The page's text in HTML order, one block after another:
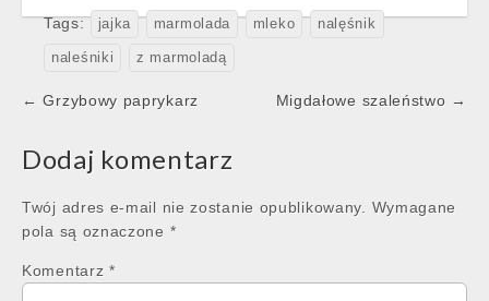
Tags: jajka marmolada mleko nalęśnik
naleśniki z marmoladą
Post
← Grzybowy paprykarz Migdałowe szaleństwo →
Dodaj komentarz
Twój adres e-mail nie zostanie opublikowany.
Wymagane
pola są oznaczone *
Komentarz *